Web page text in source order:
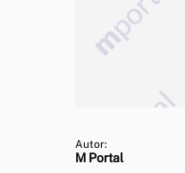
Autor:
M Portal